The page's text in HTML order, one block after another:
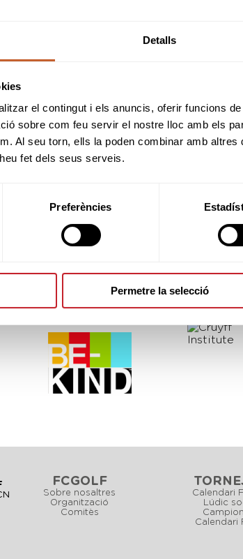
Detalls
el contingut i els anuncis, oferir funcions
sobre com feu servir el nostre lloc amb els
Al seu torn, ells la poden combinar amb
fet dels seus serveis.
Preferències
Permetre la selecció
SPONSORS
FCGOLF
Sobre nosaltres
Organització
Comitès
Calendari
Lúdic
Calendari